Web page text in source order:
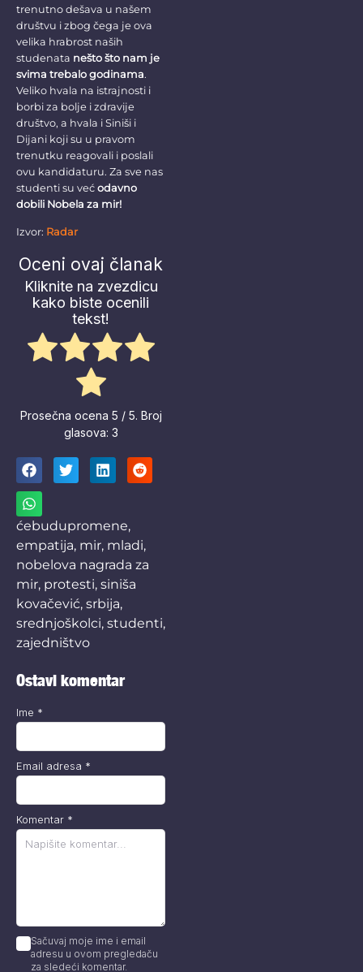
trenutno dešava u našem
društvu i zbog čega je ova
velika hrabrost naših
studenata nešto što nam je
svima trebalo godinama.
Veliko hvala na istrajnosti i
borbi za bolje i zdravije
društvo, a hvala i Siniši i
Dijani koji su u pravom
trenutku reagovali i poslali
ovu kandidaturu. Za sve nas
studenti su već odavno
dobili Nobela za mir!
Izvor: Radar
Oceni ovaj članak
Kliknite na zvezdicu
kako biste ocenili
tekst!
Prosečna ocena 5 / 5. Broj
glasova: 3
ćebudupromene,
empatija, mir, mladi,
nobelova nagrada za
mir, protesti, siniša
kovačević, srbija,
srednjoškolci, studenti,
zajedništvo
Ostavi komentar
Komentar *
Ime *
Email adresa *
Sačuvaj moje ime i email
adresu u ovom pregledaču
za sledeći komentar.